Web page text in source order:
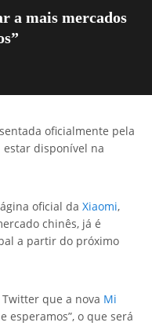
a mais mercados
oficialmente pela
estar disponível na
oficial da Xiaomi,
chinês, já é
a partir do próximo
que a nova Mi
esperamos”, o que será